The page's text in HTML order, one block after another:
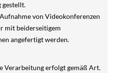
gestellt.
von Videokonferenzen
mit beiderseitigem
angefertigt werden.
Verarbeitung erfolgt gemäß Art.